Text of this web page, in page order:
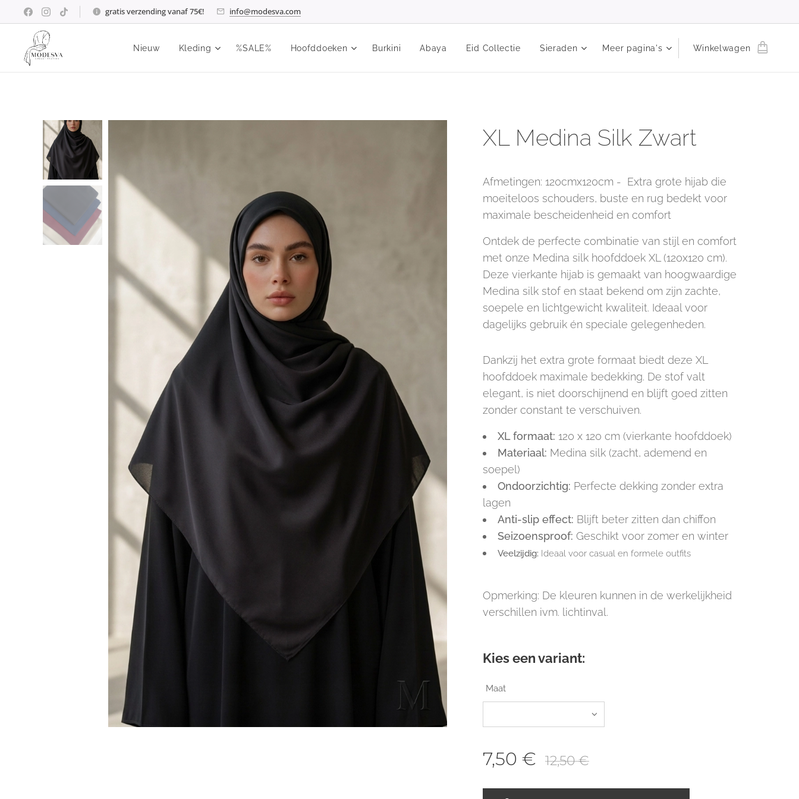
gratis verzending vanaf 75€! info@modesva.com
Nieuw Kleding %SALE% Hoofddoeken Burkini Abaya Eid Collectie Sieraden Meer pagina's Winkelwagen
XL Medina Silk Zwart
Afmetingen: 120cmx120cm - Extra grote hijab die
moeiteloos schouders, buste en rug bedekt voor
maximale bescheidenheid en comfort
Ontdek de perfecte combinatie van stijl en comfort
met onze Medina silk hoofddoek XL (120x120 cm).
Deze vierkante hijab is gemaakt van hoogwaardige
Medina silk stof en staat bekend om zijn zachte,
soepele en lichtgewicht kwaliteit. Ideaal voor
dagelijks gebruik én speciale gelegenheden.
Dankzij het extra grote formaat biedt deze XL
hoofddoek maximale bedekking. De stof valt
elegant, is niet doorschijnend en blijft goed zitten
zonder constant te verschuiven.
XL formaat: 120 x 120 cm (vierkante hoofddoek)
Materiaal: Medina silk (zacht, ademend en
soepel)
Ondoorzichtig: Perfecte dekking zonder extra
lagen
Anti-slip effect: Blijft beter zitten dan chiffon
Seizoensproof: Geschikt voor zomer en winter
Veelzijdig: Ideaal voor casual en formele outfits
Opmerking: De kleuren kunnen in de werkelijkheid
verschillen ivm. lichtinval.
Kies een variant:
Maat
7,50 € 12,50€